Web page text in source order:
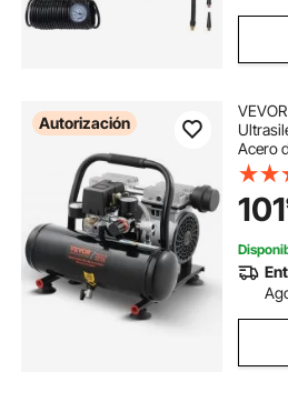
Autorización
Acero
CFM,
120
101